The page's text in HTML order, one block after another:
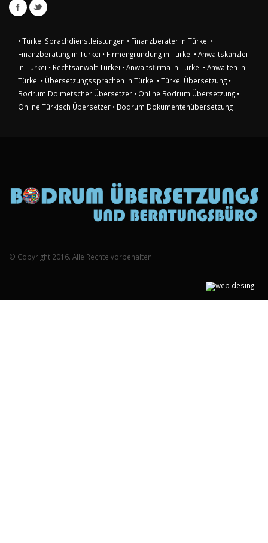
• Türkei Sprachdienstleistungen • Finanzberater in Türkei •
Finanzberatung in Türkei • Firmengründung in Türkei • Anwaltskanzlei
in Türkei • Rechtsanwalt Türkei • Anwaltsfirma in Türkei • Anwälten in
Türkei • Übersetzungssprachen in Türkei • Türkei Übersetzung •
Bodrum Dolmetscher Übersetzer • Online Bodrum Übersetzung •
Online Türkisch Übersetzer • Bodrum Dokumentenübersetzung
© Copyright 2016. Alle Rechte vorbehalten